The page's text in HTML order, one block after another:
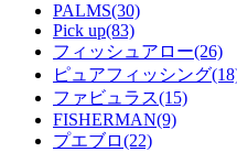
PALMS(30)
Pick up(83)
フィッシュアロー(26)
ピュアフィッシング
ファビュラス(15)
FISHERMAN(9)
プエブロ(22)